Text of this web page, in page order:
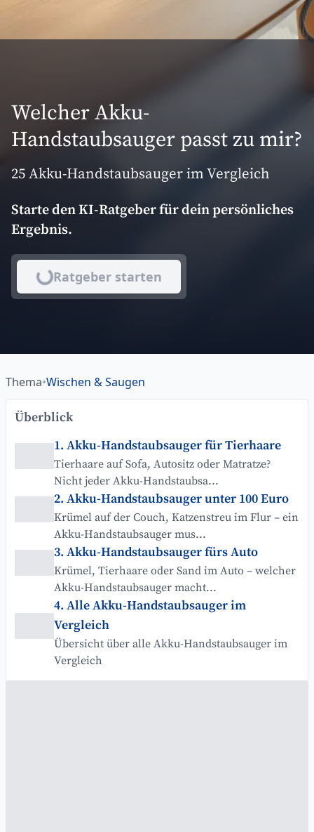
Welcher Akku-
Handstaubsauger passt zu mir?
25 Akku-Handstaubsauger im Vergleich
Starte den KI-Ratgeber für dein persönliches
Ergebnis.
Lade...
Ratgeber starten
Thema•Wischen & Saugen
Überblick
1. Akku-Handstaubsauger für Tierhaare
Tierhaare auf Sofa, Autositz oder Matratze?
Nicht jeder Akku-Handstaubsa...
2. Akku-Handstaubsauger unter 100 Euro
Krümel auf der Couch, Katzenstreu im Flur – ein
Akku-Handstaubsauger mus...
3. Akku-Handstaubsauger fürs Auto
Krümel, Tierhaare oder Sand im Auto – welcher
Akku-Handstaubsauger macht...
4. Alle Akku-Handstaubsauger im
Vergleich
Übersicht über alle Akku-Handstaubsauger im
Vergleich